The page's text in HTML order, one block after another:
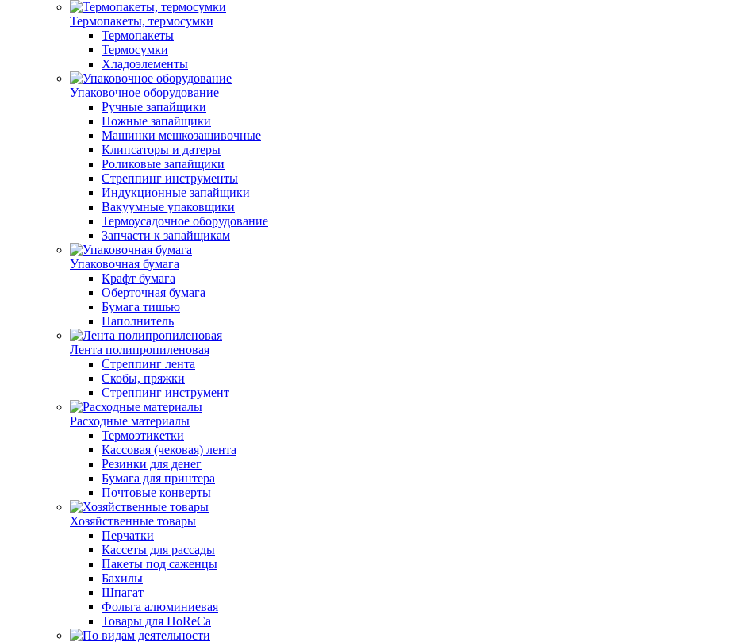
Термопакеты, термосумки
Термопакеты
Термосумки
Хладоэлементы
Упаковочное оборудование
Ручные запайщики
Ножные запайщики
Машинки мешкозашивочные
Клипсаторы и датеры
Роликовые запайщики
Стреппинг инструменты
Индукционные запайщики
Вакуумные упаковщики
Термоусадочное оборудование
Запчасти к запайщикам
Упаковочная бумага
Крафт бумага
Оберточная бумага
Бумага тишью
Наполнитель
Лента полипропиленовая
Стреппинг лента
Скобы, пряжки
Стреппинг инструмент
Расходные материалы
Термоэтикетки
Кассовая (чековая) лента
Резинки для денег
Бумага для принтера
Почтовые конверты
Хозяйственные товары
Перчатки
Кассеты для рассады
Пакеты под саженцы
Бахилы
Шпагат
Фольга алюминиевая
Товары для HoReCa